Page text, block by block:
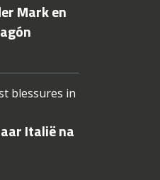
Mark en
blessures in
Italië na